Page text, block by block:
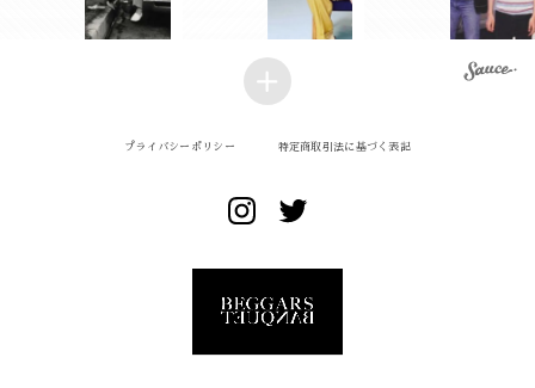
プライバシーポリシー 特定商取引法に基づく表記